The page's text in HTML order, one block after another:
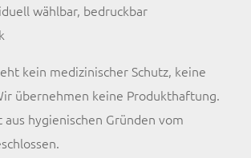
wählbar, bedruckbar
kein medizinischer Schutz, keine
übernehmen keine Produkthaftung.
hygienischen Gründen vom